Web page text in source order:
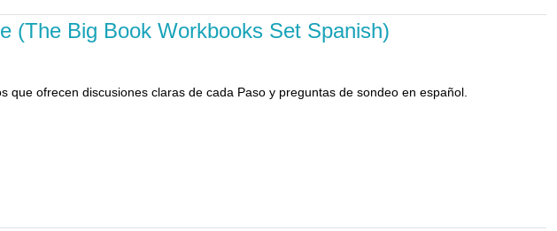
(The Big Book Workbooks Set Spanish)
ofrecen discusiones claras de cada Paso y preguntas de sondeo en español.